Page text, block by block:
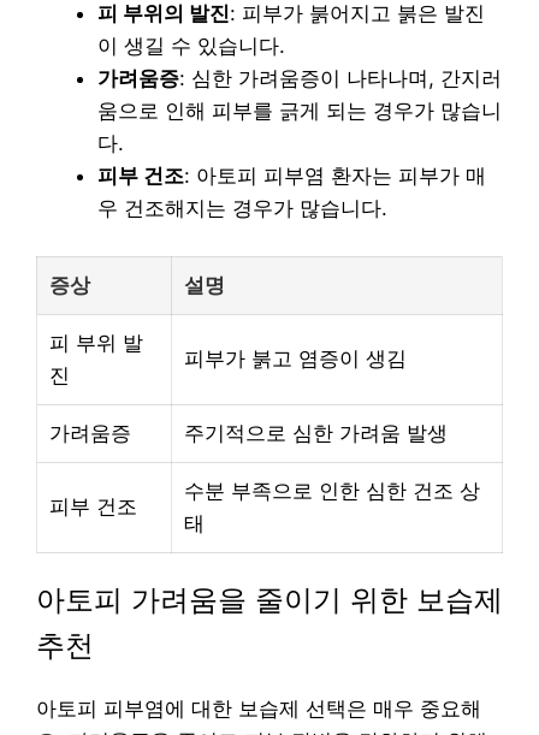
피 부위의 발진: 피부가 붉어지고 붉은 발진
이 생길 수 있습니다.
가려움증: 심한 가려움증이 나타나며, 간지러
움으로 인해 피부를 긁게 되는 경우가 많습니
다.
피부 건조: 아토피 피부염 환자는 피부가 매
우 건조해지는 경우가 많습니다.
증상 설명
피 부위 발
진
피부가 붉고 염증이 생김
가려움증 주기적으로 심한 가려움 발생
피부 건조
수분 부족으로 인한 심한 건조 상
태
아토피 가려움을 줄이기 위한 보습제
추천
아토피 피부염에 대한 보습제 선택은 매우 중요해